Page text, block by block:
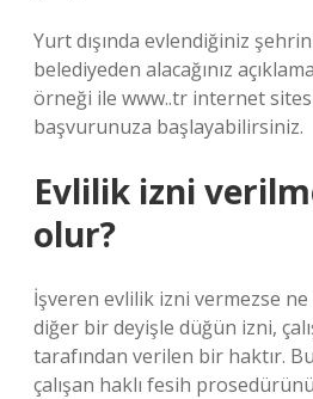
Yurt dışında evlendiğiniz
belediyeden alacağınız
örneği ile www..tr internet
başvurunuza başlayabilirsiniz.
Evlilik izni
olur?
İşveren evlilik izni vermezse
diğer bir deyişle düğün izni,
tarafından verilen bir haktır.
çalışan haklı fesih